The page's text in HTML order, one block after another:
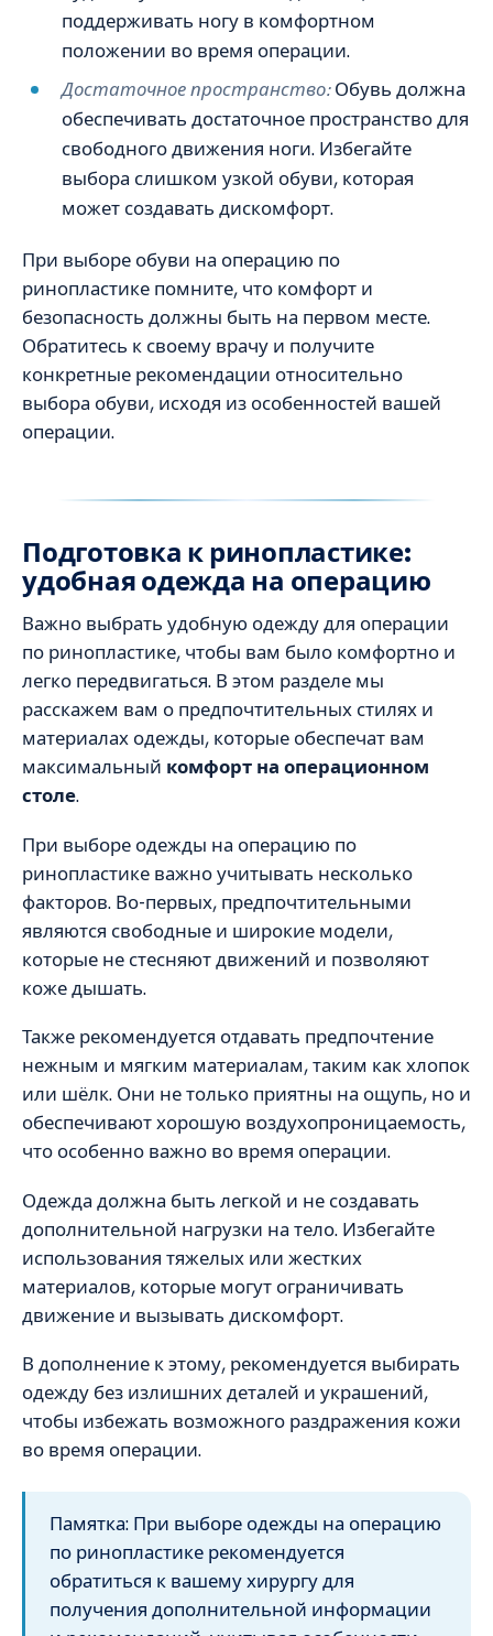
поддерживать ногу в комфортном
положении во время операции.
Достаточное пространство:Обувь должна
обеспечивать достаточное пространство для
свободного движения ноги. Избегайте
выбора слишком узкой обуви, которая
может создавать дискомфорт.
При выборе обуви на операцию по
ринопластике помните, что комфорт и
безопасность должны быть на первом месте.
Обратитесь к своему врачу и получите
конкретные рекомендации относительно
выбора обуви, исходя из особенностей вашей
операции.
Подготовка к ринопластике:
удобная одежда на операцию
Важно выбрать удобную одежду для операции
по ринопластике, чтобы вам было комфортно и
легко передвигаться. В этом разделе мы
расскажем вам о предпочтительных стилях и
материалах одежды, которые обеспечат вам
максимальный комфорт на операционном
столе.
При выборе одежды на операцию по
ринопластике важно учитывать несколько
факторов. Во-первых, предпочтительными
являются свободные и широкие модели,
которые не стесняют движений и позволяют
коже дышать.
Также рекомендуется отдавать предпочтение
нежным и мягким материалам, таким как хлопок
или шёлк. Они не только приятны на ощупь, но и
обеспечивают хорошую воздухопроницаемость,
что особенно важно во время операции.
Одежда должна быть легкой и не создавать
дополнительной нагрузки на тело. Избегайте
использования тяжелых или жестких
материалов, которые могут ограничивать
движение и вызывать дискомфорт.
В дополнение к этому, рекомендуется выбирать
одежду без излишних деталей и украшений,
чтобы избежать возможного раздражения кожи
во время операции.
Памятка: При выборе одежды на операцию
по ринопластике рекомендуется
обратиться к вашему хирургу для
получения дополнительной информации